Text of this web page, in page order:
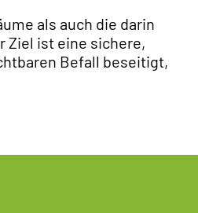
als auch die darin
Ziel ist eine sichere,
Befall beseitigt,